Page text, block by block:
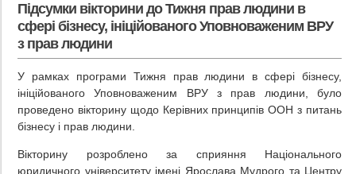
Підсумки вікторини до Тижня прав людини в
сфері бізнесу, ініційованого Уповноваженим ВРУ
з прав людини
У рамках програми Тижня прав людини в сфері бізнесу,
ініційованого Уповноваженим ВРУ з прав людини, було
проведено вікторину щодо Керівних принципів ООН з питань
бізнесу і прав людини.
Вікторину розроблено за сприяння Національного
юридичного університету імені Ярослава Мудрого та Центру